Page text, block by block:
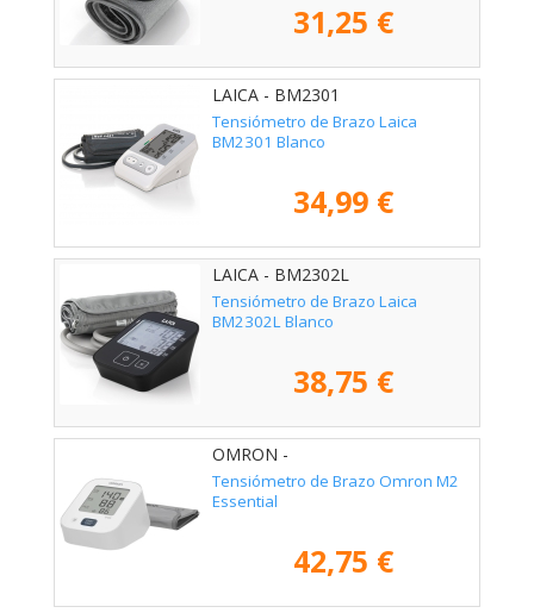
31,25 €
LAICA - BM2301
Tensiómetro de Brazo Laica
BM2301 Blanco
34,99 €
LAICA - BM2302L
Tensiómetro de Brazo Laica
BM2302L Blanco
38,75 €
OMRON -
Tensiómetro de Brazo Omron M2
Essential
42,75 €